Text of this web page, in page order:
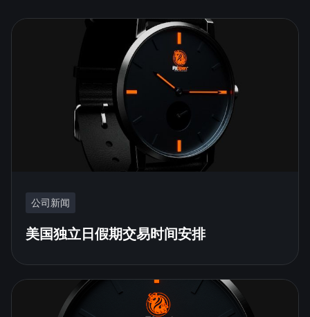
公司新闻
美国独立日假期交易时间安排